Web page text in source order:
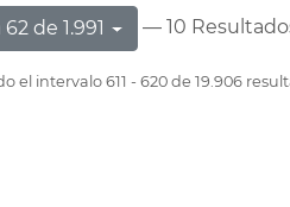
de 1.991 — 10
el intervalo 611 - 620 de 19.906